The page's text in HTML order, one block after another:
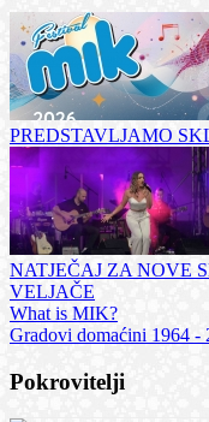
PREDSTAVLJAMO
NATJEČAJ ZA NOVE
VELJAČE
What is MIK?
Gradovi domaćini 1964 -
Pokrovitelji